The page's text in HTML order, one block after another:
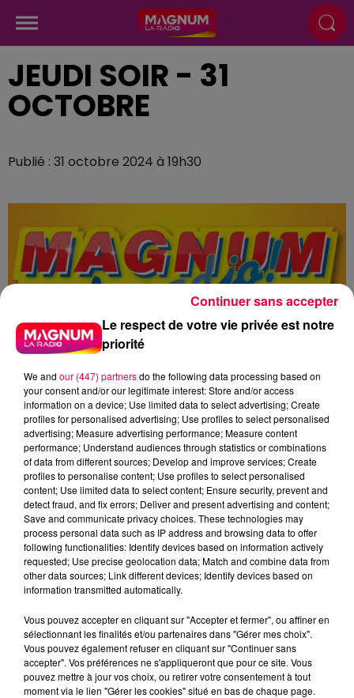
JEUDI SOIR - 31
OCTOBRE
Publié : 31 octobre 2024 à 19h30
Flash infos
Crédit :Flash infos
Le respect de votre vie privée est notre
priorité
We and our (447) partnersdo the following data processing based on
your consent and/or our legitimate interest: Store and/or access
information on a device; Use limited data to select advertising; Create
profiles for personalised advertising; Use profiles to select personalised
advertising; Measure advertising performance; Measure content
performance; Understand audiences through statistics or combinations
of data from different sources; Develop and improve services; Create
profiles to personalise content; Use profiles to select personalised
content; Use limited data to select content; Ensure security, prevent and
detect fraud, and fix errors; Deliver and present advertising and content;
Save and communicate privacy choices. These technologies may
process personal data such as IP address and browsing data to offer
following functionalities: Identify devices based on information actively
requested; Use precise geolocation data; Match and combine data from
other data sources; Link different devices; Identify devices based on
information transmitted automatically.
Vous pouvez accepter en cliquant sur "Accepter et fermer", ou affiner en
sélectionnant les finalités et/ou partenaires dans "Gérer mes choix".
Vous pouvez également refuser en cliquant sur "Continuer sans
accepter". Vos préférences ne s'appliqueront que pour ce site. Vous
pouvez mettre à jour vos choix, ou retirer votre consentement à tout
moment via le lien "Gérer les cookies" situé en bas de chaque page.
Continuer sans accepter